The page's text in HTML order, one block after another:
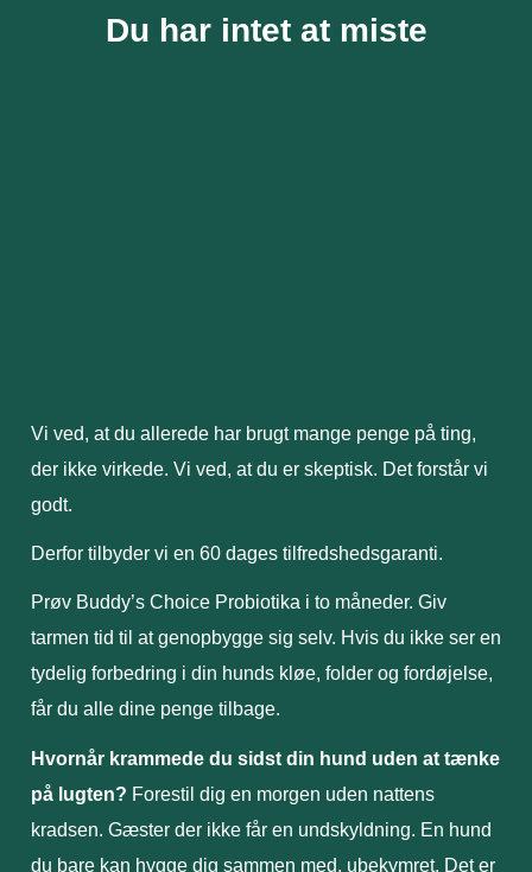
Du har intet at miste
Vi ved, at du allerede har brugt mange penge på ting,
der ikke virkede. Vi ved, at du er skeptisk. Det forstår vi
godt.
Derfor tilbyder vi en 60 dages tilfredshedsgaranti.
Prøv Buddy’s Choice Probiotika i to måneder. Giv
tarmen tid til at genopbygge sig selv. Hvis du ikke ser en
tydelig forbedring i din hunds kløe, folder og fordøjelse,
får du alle dine penge tilbage.
Hvornår krammede du sidst din hund uden at tænke
på lugten? Forestil dig en morgen uden nattens
kradsen. Gæster der ikke får en undskyldning. En hund
du bare kan hygge dig sammen med, ubekymret. Det er